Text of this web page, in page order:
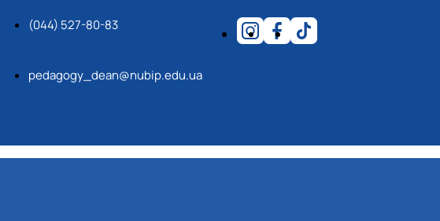
(044) 527-80-83
pedagogy_dean@nubip.edu.ua